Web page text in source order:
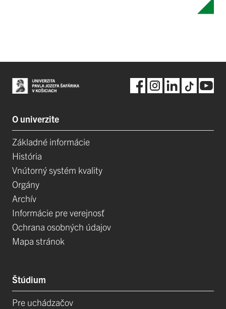
O univerzite
Základné informácie
História
Vnútorný systém kvality
Orgány
Archív
Informácie pre verejnosť
Ochrana osobných údajov
Mapa stránok
Štúdium
Pre uchádzačov